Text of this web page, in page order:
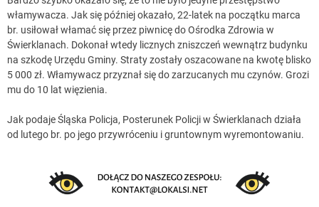
włamywacza. Jak się później okazało, 22-latek na początku marca
br. usiłował włamać się przez piwnicę do Ośrodka Zdrowia w
Świerklanach. Dokonał wtedy licznych zniszczeń wewnątrz budynku
na szkodę Urzędu Gminy. Straty zostały oszacowane na kwotę blisko
5 000 zł. Włamywacz przyznał się do zarzucanych mu czynów. Grozi
mu do 10 lat więzienia.
Jak podaje Śląska Policja, Posterunek Policji w Świerklanach działa
od lutego br. po jego przywróceniu i gruntownym wyremontowaniu.